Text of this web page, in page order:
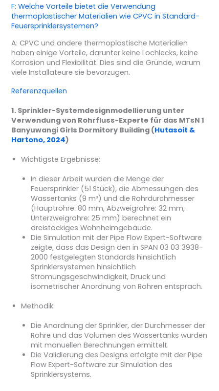
F: Welche Vorteile bietet die Verwendung
thermoplastischer Materialien wie CPVC in Standard-
Feuersprinklersystemen?
A: CPVC und andere thermoplastische Materialien
haben einige Vorteile, darunter keine Lochlecks, keine
Korrosion und Flexibilität. Dies sind die Gründe, warum
viele Installateure sie bevorzugen.
Referenzquellen
1. Sprinkler-Systemdesignmodellierung unter
Verwendung von Rohrfluss-Experte für das MTsN 1
Banyuwangi Girls Dormitory Building (Hutasoit &
Hartono, 2024)
Wichtigste Ergebnisse:
In dieser Arbeit wurden die Menge der
Feuersprinkler (51 Stück), die Abmessungen des
Wassertanks (9 m³) und die Rohrdurchmesser
(Hauptrohre: 80 mm, Abzweigrohre: 32 mm,
Unterzweigrohre: 25 mm) berechnet ein
dreistöckiges Wohnheimgebäude.
Die Simulation mit der Pipe Flow Expert-Software
zeigte, dass das Design den in SPAN 03 03 3938-
2000 festgelegten Standards hinsichtlich
Sprinklersystemen hinsichtlich
Strömungsgeschwindigkeit, Druck und
isometrischer Anordnung von Rohren entsprach.
Methodik:
Die Anordnung der Sprinkler, der Durchmesser der
Rohre und das Volumen des Wassertanks wurden
mit manuellen Berechnungen ermittelt.
Die Validierung des Designs erfolgte mit der Pipe
Flow Expert-Software zur Simulation des
Sprinklersystems.